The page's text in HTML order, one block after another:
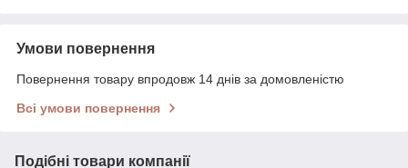
Умови повернення
Повернення товару впродовж 14 днів за домовленістю
Всі умови повернення
Подібні товари компанії